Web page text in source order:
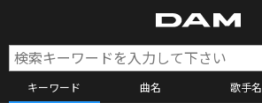
キーワード 曲名 歌手名